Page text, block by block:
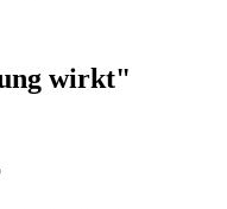
wirkt"